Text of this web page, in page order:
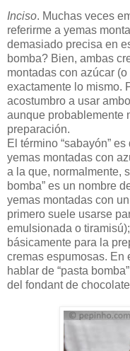
Inciso. Muchas veces
referirme a yemas
demasiado precisa en
bomba? Bien, ambas
montadas con azúcar
exactamente lo mismo.
acostumbro a usar
aunque probablemente
preparación.
El término “sabayón”
yemas montadas con
a la que, normalmente,
bomba” es un nombre
yemas montadas con
primero suele usarse
emulsionada o
básicamente para la
cremas espumosas. En
hablar de “pasta
del fondant de